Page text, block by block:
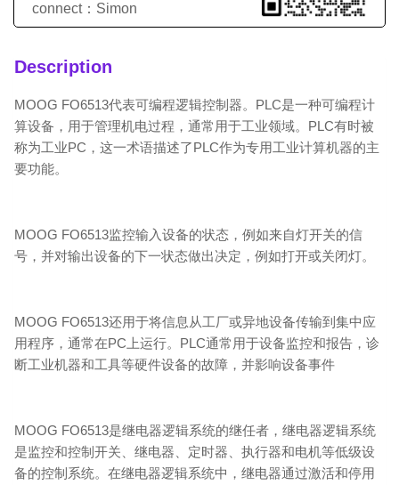
connect：Simon
Description
MOOG FO6513代表可编程逻辑控制器。PLC是一种可编程计
算设备，用于管理机电过程，通常用于工业领域。PLC有时被
称为工业PC，这一术语描述了PLC作为专用工业计算机器的主
要功能。
MOOG FO6513监控输入设备的状态，例如来自灯开关的信
号，并对输出设备的下一状态做出决定，例如打开或关闭灯。
MOOG FO6513还用于将信息从工厂或异地设备传输到集中应
用程序，通常在PC上运行。PLC通常用于设备监控和报告，诊
断工业机器和工具等硬件设备的故障，并影响设备事件
MOOG FO6513是继电器逻辑系统的继任者，继电器逻辑系统
是监控和控制开关、继电器、定时器、执行器和电机等低级设
备的控制系统。在继电器逻辑系统中，继电器通过激活和停用